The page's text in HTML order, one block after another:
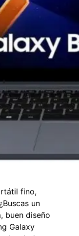
fino,
un
buen diseño
Galaxy